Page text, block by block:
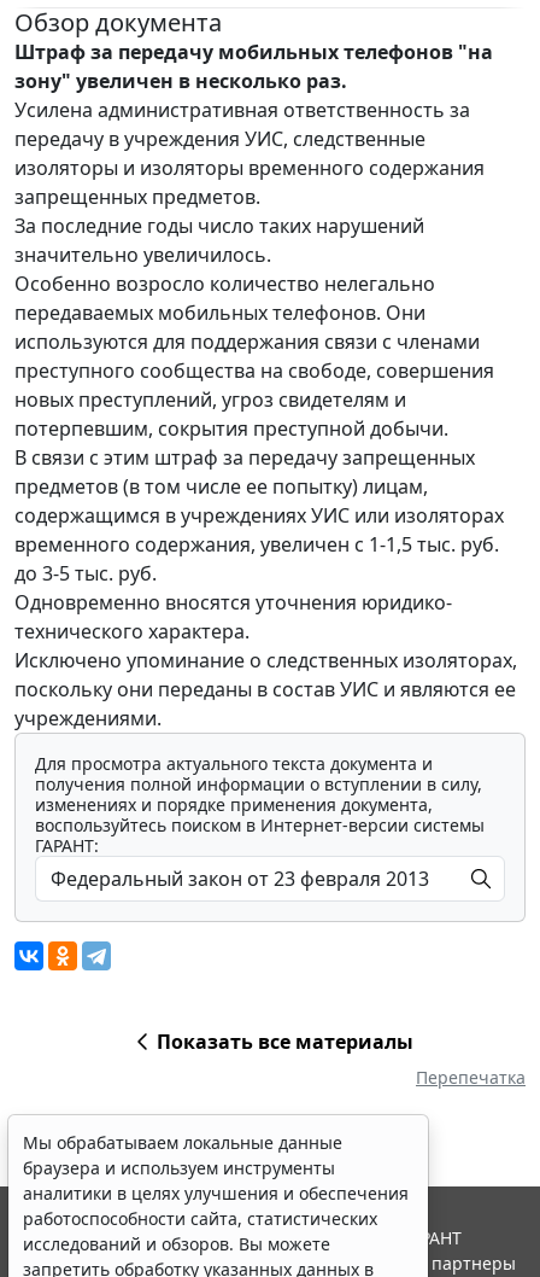
Обзор документа
Штраф за передачу мобильных телефонов "на
зону" увеличен в несколько раз.
Усилена административная ответственность за
передачу в учреждения УИС, следственные
изоляторы и изоляторы временного содержания
запрещенных предметов.
За последние годы число таких нарушений
значительно увеличилось.
Особенно возросло количество нелегально
передаваемых мобильных телефонов. Они
используются для поддержания связи с членами
преступного сообщества на свободе, совершения
новых преступлений, угроз свидетелям и
потерпевшим, сокрытия преступной добычи.
В связи с этим штраф за передачу запрещенных
предметов (в том числе ее попытку) лицам,
содержащимся в учреждениях УИС или изоляторах
временного содержания, увеличен с 1-1,5 тыс. руб.
до 3-5 тыс. руб.
Одновременно вносятся уточнения юридико-
технического характера.
Исключено упоминание о следственных изоляторах,
поскольку они переданы в состав УИС и являются ее
учреждениями.
Для просмотра актуального текста документа и
получения полной информации о вступлении в силу,
изменениях и порядке применения документа,
воспользуйтесь поиском в Интернет-версии системы
ГАРАНТ:
Показать все материалы
Перепечатка
Мы обрабатываем локальные данные
браузера и используем инструменты
аналитики в целях улучшения и обеспечения
работоспособности сайта, статистических
исследований и обзоров. Вы можете
запретить обработку указанных данных в
© ООО "НПП "ГАРАНТ-СЕРВИС", 2026. Система ГАРАНТ
выпускается с 1990 года. Компания "Гарант" и ее партнеры